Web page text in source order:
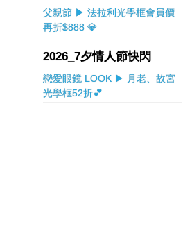
父親節 ▶ 法拉利光學框會員價
再折$888 💎
2026_7夕情人節快閃
戀愛眼鏡 LOOK ▶ 月老、故宮
光學框52折💕